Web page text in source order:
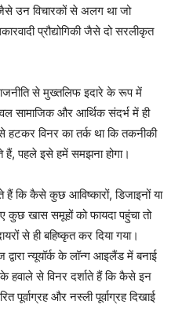
उन विचारकों से अलग था जो
प्रौद्योगिकी जैसे दो सरलीकृत
से मुख्तलिफ इदारे के रूप में
सामाजिक और आर्थिक संदर्भ में ही
हटकर विनर का तर्क था कि तकनीकी
पहले इसे हमें समझना होगा।
हैं कि कैसे कुछ आविष्कारों, डिजाइनों या
कुछ खास समूहों को फायदा पहुंचा तो
से ही बहिष्कृत कर दिया गया।
न्यूयॉर्क के लॉन्ग आइलैंड में बनाई
हवाले से विनर दर्शाते हैं कि कैसे इन
पूर्वाग्रह और नस्ली पूर्वाग्रह दिखाई